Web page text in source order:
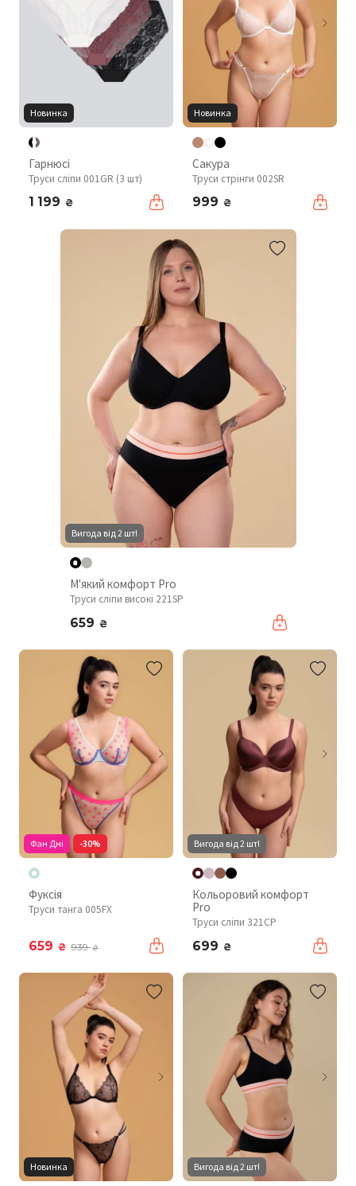
Новинка
Гарнюсі
Труси сліпи 001GR (3 шт)
1 199 ₴
Новинка
Сакура
Труси стрінги 002SR
999 ₴
Вигода від 2 шт!
М'який комфорт Pro
Труси сліпи високі 221SP
659 ₴
Фан Дні -30%
Фуксія
Труси танга 005FX
659 ₴ 939₴
Вигода від 2 шт!
Кольоровий комфорт
Pro
Труси сліпи 321CP
699 ₴
Новинка Вигода від 2 шт!